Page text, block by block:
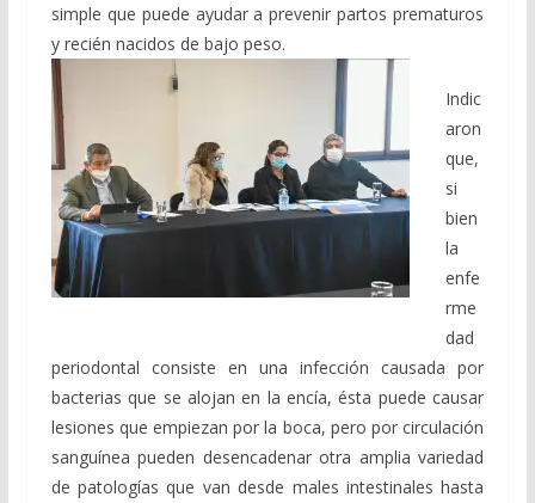
simple que puede ayudar a prevenir partos prematuros
y recién nacidos de bajo peso.
Indic
aron
que,
si
bien
la
enfe
rme
dad
periodontal consiste en una infección causada por
bacterias que se alojan en la encía, ésta puede causar
lesiones que empiezan por la boca, pero por circulación
sanguínea pueden desencadenar otra amplia variedad
de patologías que van desde males intestinales hasta